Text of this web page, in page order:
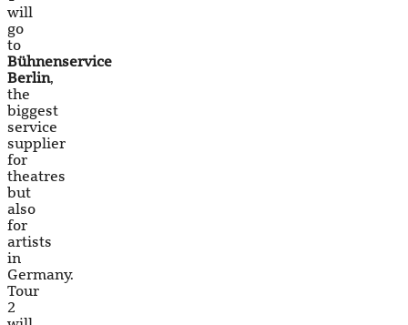
will
go
to
Bühnenservice
Berlin,
the
biggest
service
supplier
for
theatres
but
also
for
artists
in
Germany.
Tour
2